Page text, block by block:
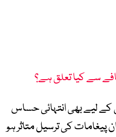
سے کیا تعلق ہے؟
کے لیے بھی انتہائی حساس
پیغامات کی ترسیل متاثر ہو